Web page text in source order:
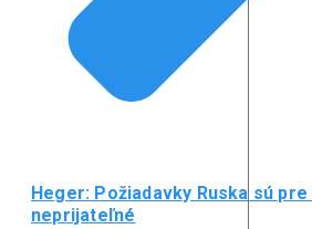
Heger: Požiadavky Ruska sú
neprijateľné